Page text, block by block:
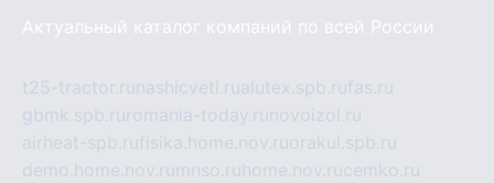
Актуальный каталог компаний по всей России
t25-tractor.ru nashicveti.rualutex.spb.rufas.ru
gbmk.spb.ru romania-today.ru novoizol.ru
airheat-spb.rufisika.home.nov.ruorakul.spb.ru
demo.home.nov.ru mnso.ru home.nov.rucemko.ru